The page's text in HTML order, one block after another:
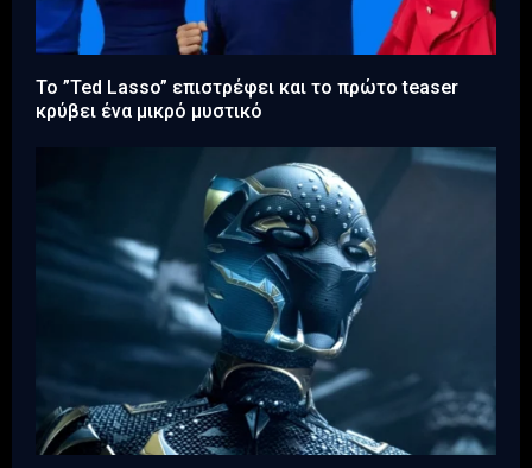
To ”Ted Lasso” επιστρέφει και το πρώτο teaser
κρύβει ένα μικρό μυστικό